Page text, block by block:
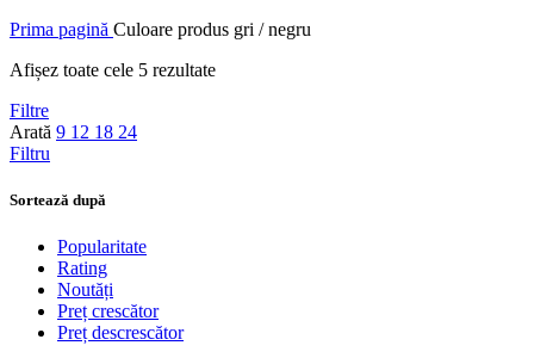
Prima pagină Culoare produs gri / negru
Afișez toate cele 5 rezultate
Filtre
Arată 9 12 18 24
Filtru
Sortează după
Popularitate
Rating
Noutăți
Preț crescător
Preț descrescător